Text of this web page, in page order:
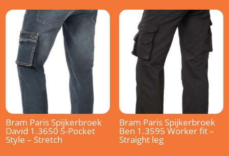
Bram Paris Spijkerbroek
David 1.3650 5-Pocket
Style – Stretch
Bram Paris Spijkerbroek
Ben 1.3595 Worker fit –
Straight leg